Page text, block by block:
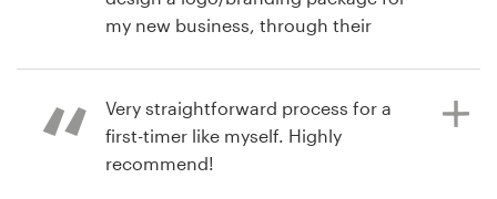
dudel4eveH
Ver su concurso de Tarjeta de visita
my new business, through their
website, clear explanations of every
step of the design process, excellent
phone customer service, value for
Very straightforward process for a
first-timer like myself. Highly
recommend!
+49 30 568 376 73
Centro de ayuda